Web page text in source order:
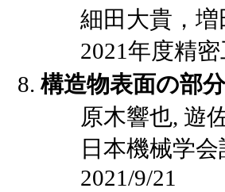
細田大貴，
2021年度精
構造物表面の部
原木響也, 遊
日本機械学
2021/9/21